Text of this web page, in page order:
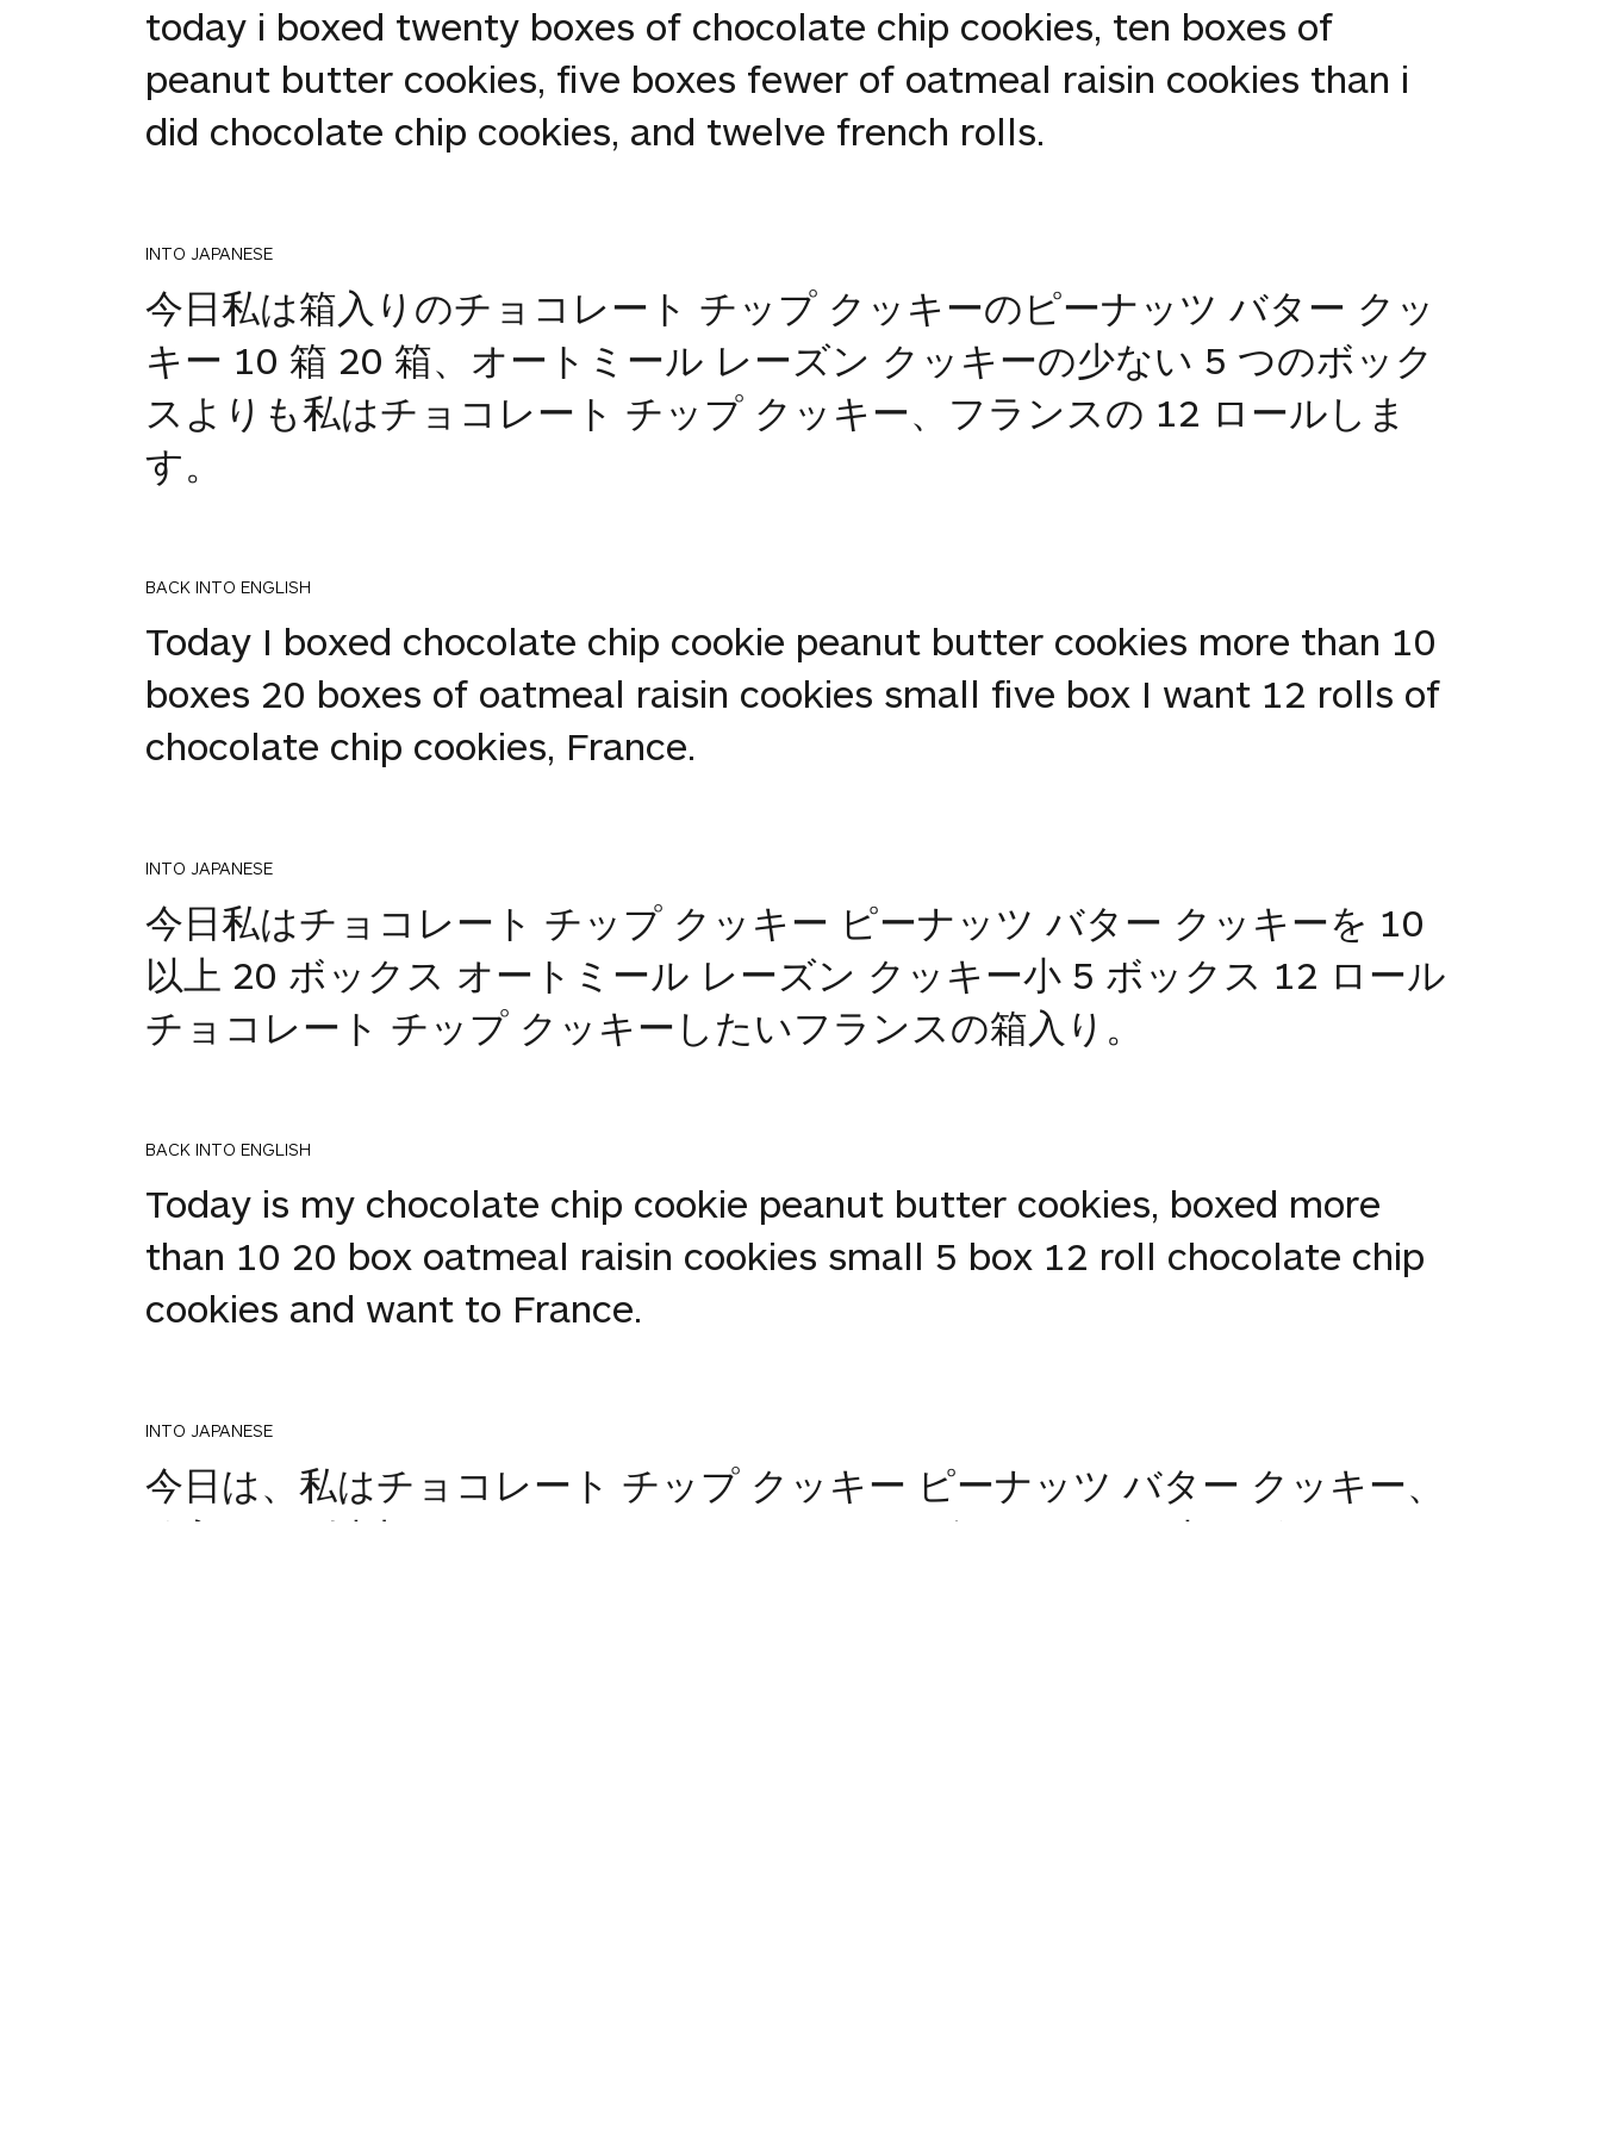
today i boxed twenty boxes of chocolate chip cookies, ten boxes of
peanut butter cookies, five boxes fewer of oatmeal raisin cookies than i
did chocolate chip cookies, and twelve french rolls.
INTO JAPANESE
今日私は箱入りのチョコレート チップ クッキーのピーナッツ バター クッ
キー 10 箱 20 箱、オートミール レーズン クッキーの少ない 5 つのボック
スよりも私はチョコレート チップ クッキー、フランスの 12 ロールしま
す。
BACK INTO ENGLISH
Today I boxed chocolate chip cookie peanut butter cookies more than 10
boxes 20 boxes of oatmeal raisin cookies small five box I want 12 rolls of
chocolate chip cookies, France.
INTO JAPANESE
今日私はチョコレート チップ クッキー ピーナッツ バター クッキーを 10
以上 20 ボックス オートミール レーズン クッキー小 5 ボックス 12 ロール
チョコレート チップ クッキーしたいフランスの箱入り。
BACK INTO ENGLISH
Today is my chocolate chip cookie peanut butter cookies, boxed more
than 10 20 box oatmeal raisin cookies small 5 box 12 roll chocolate chip
cookies and want to France.
INTO JAPANESE
今日は、私はチョコレート チップ クッキー ピーナッツ バター クッキー、
箱入り 10 以上フランスにオートミール レーズン クッキー小 5 ボックス